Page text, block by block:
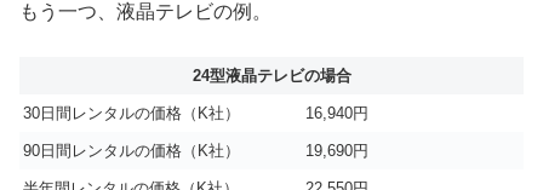
もう一つ、液晶テレビの例。
24型液晶テレビの場合
30日間レンタルの価格（K社） 16,940円
90日間レンタルの価格（K社） 19,690円